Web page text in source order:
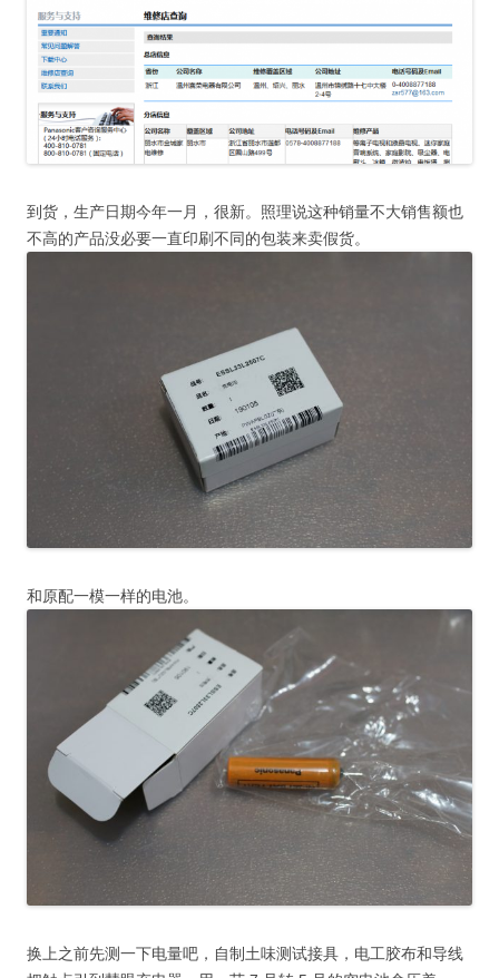
到货，生产日期今年一月，很新。照理说这种销量不大销售额也
不高的产品没必要一直印刷不同的包装来卖假货。
和原配一模一样的电池。
换上之前先测一下电量吧，自制土味测试接具，电工胶布和导线